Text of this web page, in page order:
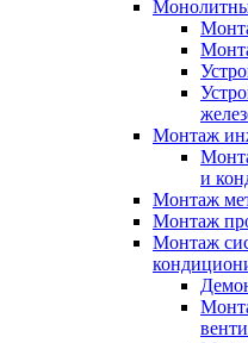
Монтаж
и
Монтаж
Монтаж
Монтаж